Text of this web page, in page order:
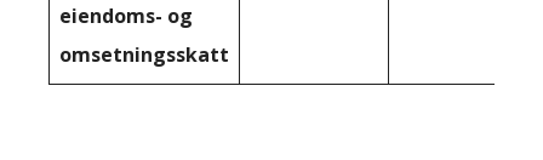
eiendoms- og
omsetningsskatt